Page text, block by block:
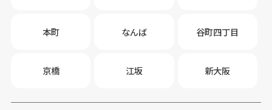
本町 なんば 谷町四丁目
京橋 江坂 新大阪